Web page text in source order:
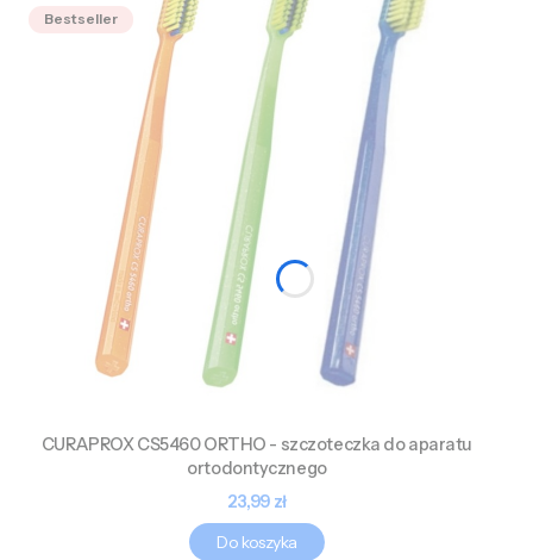
Bestseller
CURAPROX CS5460 ORTHO - szczoteczka do aparatu
ortodontycznego
Cena
23,99 zł
Do koszyka